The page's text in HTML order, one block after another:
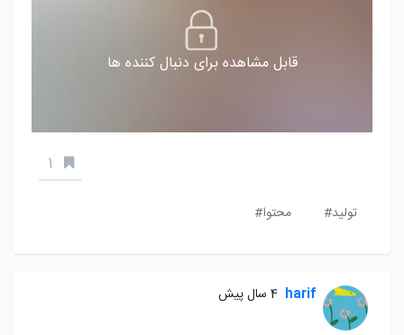
قابل مشاهده برای دنبال کننده ها
1
تولید# محتوا#
harif 4 سال پیش